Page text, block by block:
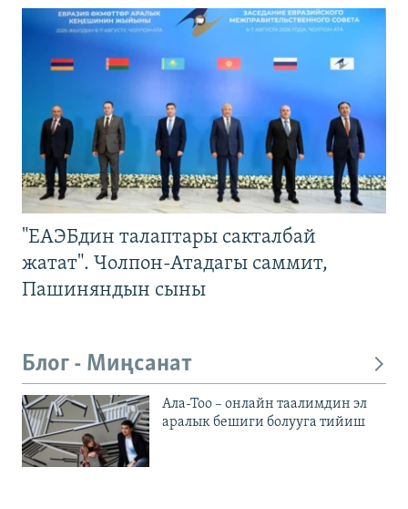
"ЕАЭБдин талаптары сакталбай
жатат". Чолпон-Атадагы саммит,
Пашиняндын сыны
Блог - Миңсанат
Ала-Тоо – онлайн таалимдин эл
аралык бешиги болууга тийиш